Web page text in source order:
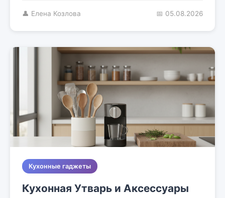
👤 Елена Козлова 📅 05.08.2026
Кухонные гаджеты
Кухонная Утварь и Аксессуары